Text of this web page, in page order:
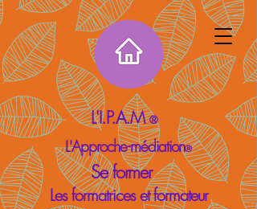
L'I.P.A.M®
L'Approche-médiation®
Se former
Les formatrices et formateur